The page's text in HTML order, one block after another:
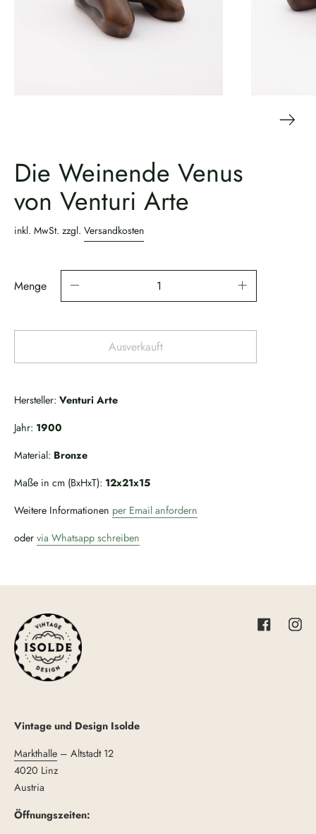
Die Weinende Venus
von Venturi Arte
inkl. MwSt. zzgl. Versandkosten
Menge
Ausverkauft
Hersteller: Venturi Arte
Jahr: 1900
Material: Bronze
Maße in cm (BxHxT): 12x21x15
Weitere Informationen per Email anfordern
oder via Whatsapp schreiben
Facebook
Vintage und Design Isolde
Markthalle – Altstadt 12
4020 Linz
Austria
Öffnungszeiten: